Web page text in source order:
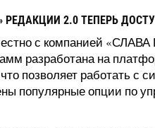
РЕДАКЦИИ 2.0 ТЕПЕРЬ
с компанией
разработана на
позволяет работать с
популярные опции по